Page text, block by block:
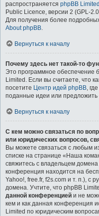
распространяется phpBB Limited
Public Licence, версии 2 (GPL-
Для получения более
About phpBB.
Вернуться к началу
Почему здесь нет такой-то
Это программное обеспечение
Limited. Если вы считаете, что
посетите Центр идей phpBB,
поданные идеи или предложить
Вернуться к началу
С кем можно связаться по
или юридических вопросов,
Вы можете связаться с любым
списке на странице «Наша
свяжитесь с владельцем
конференция находится на
Yahoo!, free.fr, f2s.com и т. п.), с
домена. Учтите, что phpBB
данной конференцией и не
кем и как данная конференция
Limited по юридическим